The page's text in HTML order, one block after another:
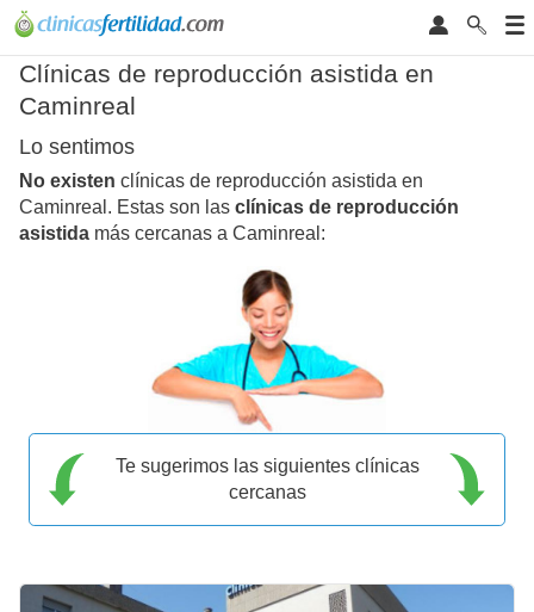
Clínicas de reproducción asistida en
Caminreal
Lo sentimos
No existen clínicas de reproducción asistida en
Caminreal. Estas son las clínicas de reproducción
asistida más cercanas a Caminreal:
Te sugerimos las siguientes clínicas
cercanas